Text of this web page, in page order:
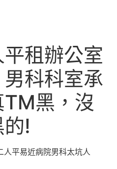
租辦公室
科科室承
黑，沒
!
人平易近病院男科太坑人